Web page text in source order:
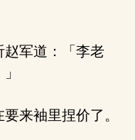
军道：「李老
来袖里捏价了。